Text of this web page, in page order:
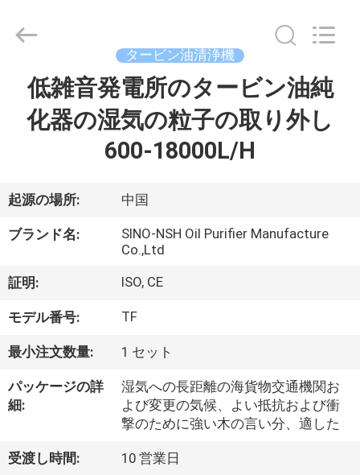
ダ
ク
ト
私
達
に
い
NSH
Reserved.
タービン油清浄機
低雑音発電所のタービン油純
化器の湿気の粒子の取り外し
600-18000L/H
起源の場所: 中国
ブランド名:
SINO-NSH Oil Purifier Manufacture
Co.,Ltd
証明: ISO, CE
モデル番号: TF
最小注文数量: 1 セット
パッケージの詳
細:
湿気への長距離の海貨物交通機関お
よび変更の気候、よい抵抗および衝
撃のために強い木の言い分、適した
受渡し時間: 10 営業日